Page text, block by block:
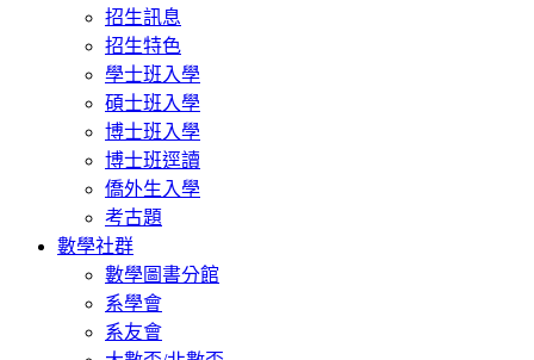
招生訊息
招生特色
學士班入學
碩士班入學
博士班入學
博士班逕讀
僑外生入學
考古題
數學社群
數學圖書分館
系學會
系友會